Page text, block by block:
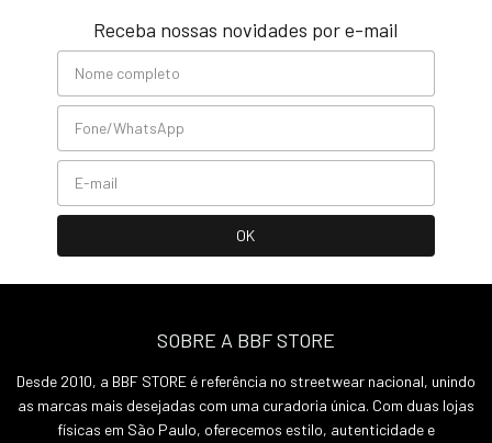
Receba nossas novidades por e-mail
SOBRE A BBF STORE
Desde 2010, a BBF STORE é referência no streetwear nacional, unindo
as marcas mais desejadas com uma curadoria única. Com duas lojas
físicas em São Paulo, oferecemos estilo, autenticidade e